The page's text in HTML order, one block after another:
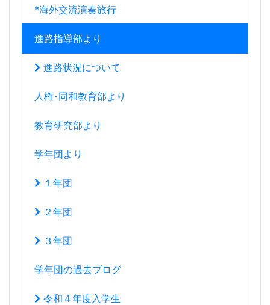
*海外交流演奏旅行
進路指導部より
進路状況について
人権･同和教育部より
教育研究部より
学年団より
１年団
２年団
３年団
学年団の過去ブログ
令和４年度入学生